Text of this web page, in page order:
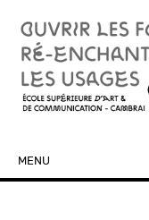
MENU